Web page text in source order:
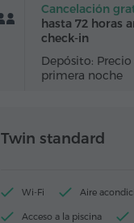
Cancelación
hasta 72 horas
check-in
Depósito:
primera noche
Twin standard
Wi-Fi Aire
Acceso a la piscina